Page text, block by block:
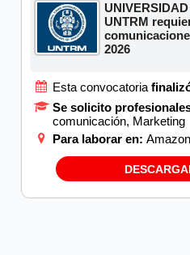
UNTRM
2026
Esta convocatoria
Se solicito
comunicación, Marketing
Para laborar en: